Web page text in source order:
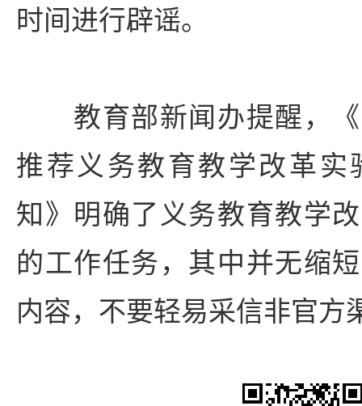
时间进行辟谣。
教育部新闻办提醒，《
推荐义务教育教学改革实
知》明确了义务教育教学
的工作任务，其中并无缩
内容，不要轻易采信非官方